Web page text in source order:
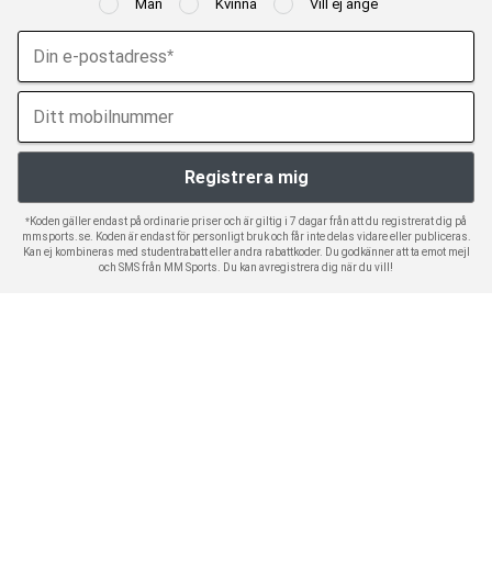
Man Kvinna Vill ej ange
*Koden gäller endast på ordinarie priser och är giltig i 7 dagar från att du registrerat dig på
mmsports.se. Koden är endast för personligt bruk och får inte delas vidare eller publiceras.
Kan ej kombineras med studentrabatt eller andra rabattkoder. Du godkänner att ta emot mejl
och SMS från MM Sports. Du kan avregistrera dig när du vill!